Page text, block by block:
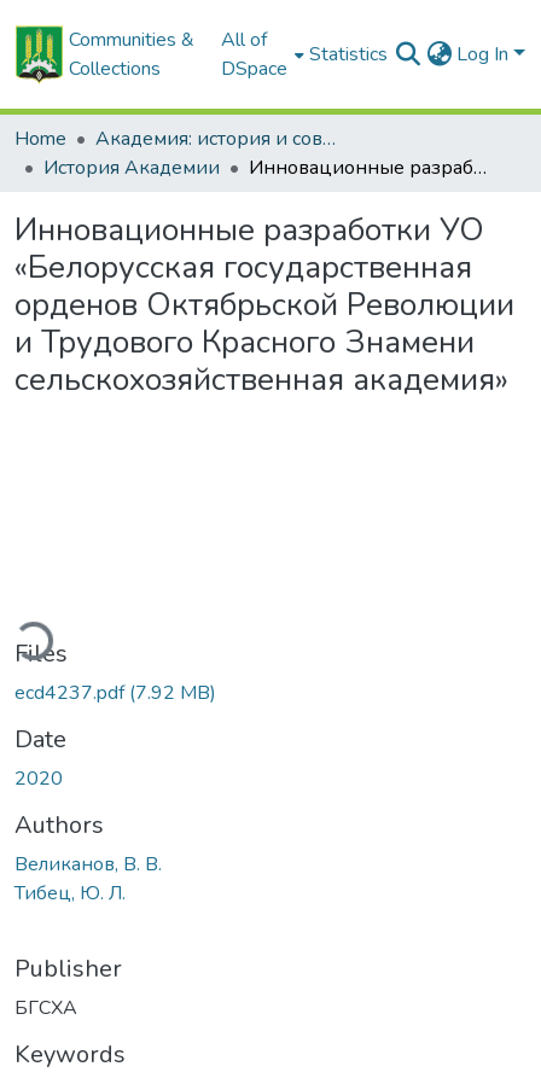
Communities &
Collections
All of
DSpace
Statistics Log In
Home
Академия: история и современность
История Академии
Инновационные разработки УО «Белорусская государственная орденов Октябрьской Революции и Трудового Красного Знамени сельскохозяйственная академия»
Инновационные разработки УО
«Белорусская государственная
орденов Октябрьской Революции
и Трудового Красного Знамени
сельскохозяйственная академия»
Files
ecd4237.pdf(7.92 MB)
Date
2020
Authors
Великанов, В. В.
Тибец, Ю. Л.
Publisher
БГСХА
Keywords